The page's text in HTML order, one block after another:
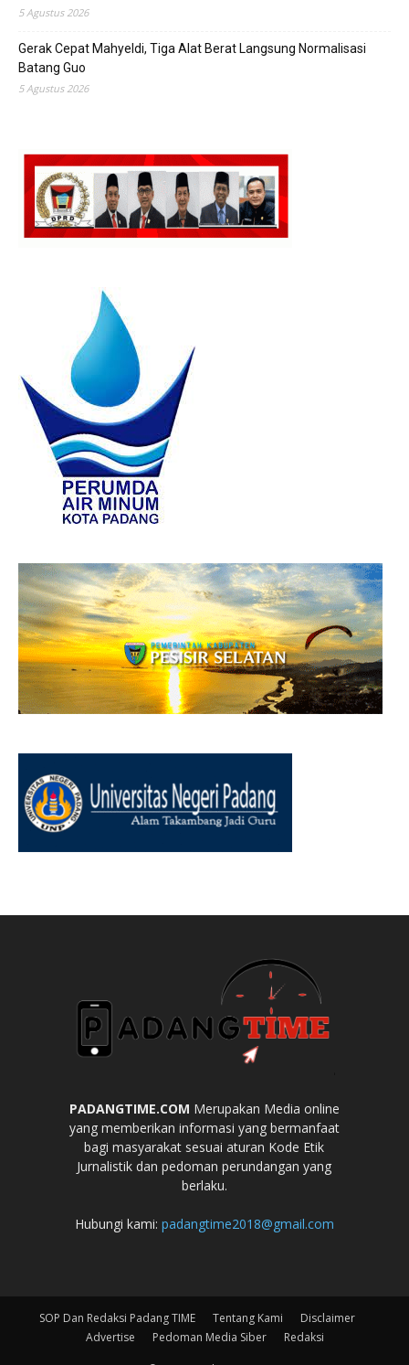
5 Agustus 2026
Gerak Cepat Mahyeldi, Tiga Alat Berat Langsung Normalisasi
Batang Guo
5 Agustus 2026
PADANGTIME.COM Merupakan Media online
yang memberikan informasi yang bermanfaat
bagi masyarakat sesuai aturan Kode Etik
Jurnalistik dan pedoman perundangan yang
berlaku.
Hubungi kami: padangtime2018@gmail.com
SOP Dan Redaksi Padang TIME Tentang Kami
Disclaimer
Advertise
Pedoman Media Siber Redaksi